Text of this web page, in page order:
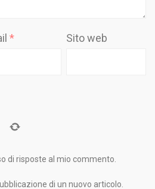
* Sito web
di risposte al mio commento.
di un nuovo articolo.